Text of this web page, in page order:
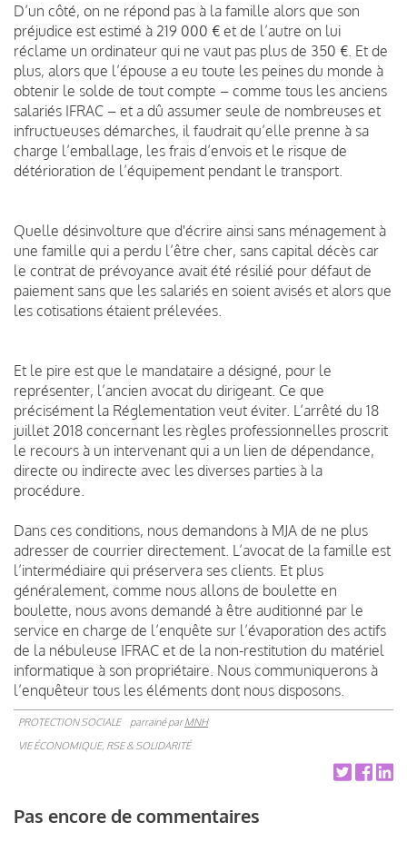
D’un côté, on ne répond pas à la famille alors que son
préjudice est estimé à 219 000 € et de l’autre on lui
réclame un ordinateur qui ne vaut pas plus de 350 €. Et de
plus, alors que l’épouse a eu toute les peines du monde à
obtenir le solde de tout compte – comme tous les anciens
salariés IFRAC – et a dû assumer seule de nombreuses et
infructueuses démarches, il faudrait qu’elle prenne à sa
charge l’emballage, les frais d’envois et le risque de
détérioration de l’équipement pendant le transport.
Quelle désinvolture que d'écrire ainsi sans ménagement à
une famille qui a perdu l’être cher, sans capital décès car
le contrat de prévoyance avait été résilié pour défaut de
paiement sans que les salariés en soient avisés et alors que
les cotisations étaient prélevées.
Et le pire est que le mandataire a désigné, pour le
représenter, l’ancien avocat du dirigeant. Ce que
précisément la Réglementation veut éviter. L’arrêté du 18
juillet 2018 concernant les règles professionnelles proscrit
le recours à un intervenant qui a un lien de dépendance,
directe ou indirecte avec les diverses parties à la
procédure.
Dans ces conditions, nous demandons à MJA de ne plus
adresser de courrier directement. L’avocat de la famille est
l’intermédiaire qui préservera ses clients. Et plus
généralement, comme nous allons de boulette en
boulette, nous avons demandé à être auditionné par le
service en charge de l’enquête sur l’évaporation des actifs
de la nébuleuse IFRAC et de la non-restitution du matériel
informatique à son propriétaire. Nous communiquerons à
l’enquêteur tous les éléments dont nous disposons.
PROTECTION SOCIALE parrainé parMNH
VIE ÉCONOMIQUE, RSE & SOLIDARITÉ
Pas encore de commentaires